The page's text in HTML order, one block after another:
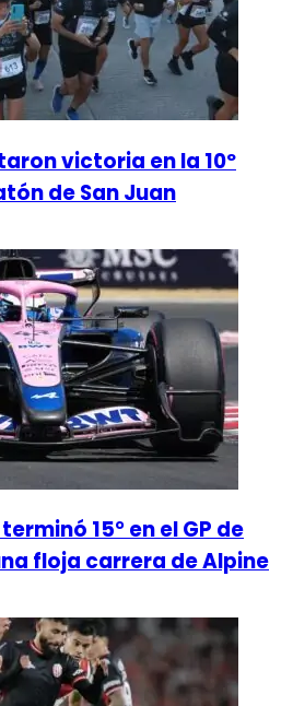
victoria en la 10º
de San Juan
15° en el GP de
floja carrera de Alpine